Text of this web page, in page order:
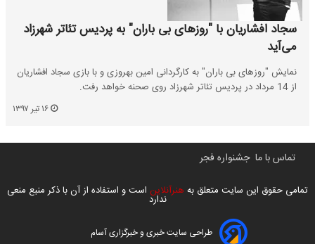
سجاد افشاریان با "روزهاى بى باران" به پردیس تئاتر شهرزاد
می‌آید
نمایش "روزهای بی باران" به کارگردانی امین بهروزی و با بازی سجاد افشاریان
از 14 مرداد در پردیس تئاتر شهرزاد روی صحنه خواهد رفت.
تماس با ما جشنواره فجر
تمامی حقوق این سایت متعلق به هنرآنلاین است و استفاده از آن با ذکر منبع منعی
ندارد
طراحی سایت خبری و خبرگزاری آسام